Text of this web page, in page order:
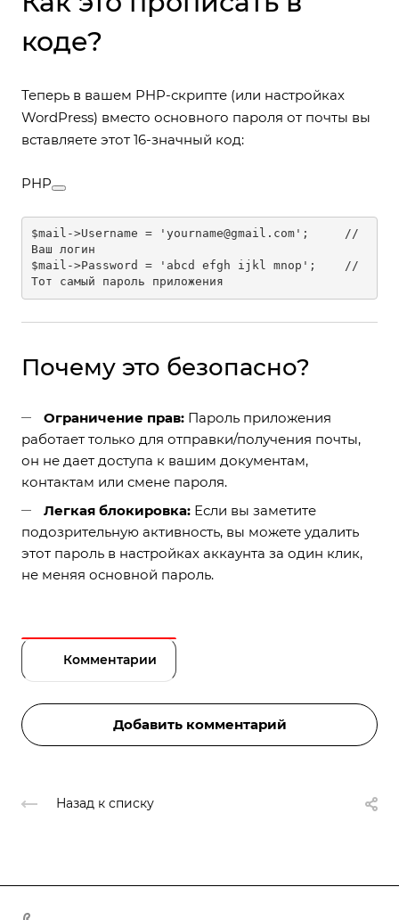
коде?
Теперь в вашем PHP-скрипте (или настройках
WordPress) вместо основного пароля от почты вы
вставляете этот 16-значный код:
PHP
$mail->Username = 'yourname@gmail.com';     //
Ваш логин
$mail->Password = 'abcd efgh ijkl mnop';    //
Тот самый пароль приложения
Почему это безопасно?
Ограничение прав: Пароль приложения
работает только для отправки/получения почты,
он не дает доступа к вашим документам,
контактам или смене пароля.
Легкая блокировка: Если вы заметите
подозрительную активность, вы можете удалить
этот пароль в настройках аккаунта за один клик,
не меняя основной пароль.
Комментарии
Добавить комментарий
Назад к списку